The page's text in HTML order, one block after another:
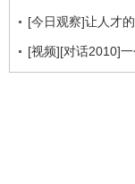
[今日观察]让人才
[视频][对话2010]